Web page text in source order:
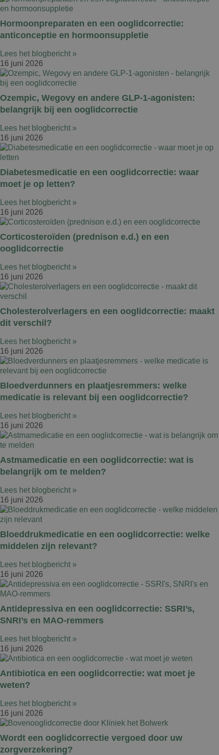
Hormoonpreparaten en een ooglidcorrectie:
anticonceptie en hormoonsuppletie
Lees het blogbericht »
16 juni 2026
Ozempic, Wegovy en andere GLP-1-agonisten:
belangrijk bij een ooglidcorrectie
Lees het blogbericht »
16 juni 2026
Diabetesmedicatie en een ooglidcorrectie: waar
moet je op letten?
Lees het blogbericht »
16 juni 2026
Corticosteroïden (prednison e.d.) en een
ooglidcorrectie
Lees het blogbericht »
16 juni 2026
Cholesterolverlagers en een ooglidcorrectie: maakt
dit verschil?
Lees het blogbericht »
16 juni 2026
Bloedverdunners en plaatjesremmers: welke
medicatie is relevant bij een ooglidcorrectie?
Lees het blogbericht »
16 juni 2026
Astmamedicatie en een ooglidcorrectie: wat is
belangrijk om te melden?
Lees het blogbericht »
16 juni 2026
Bloeddrukmedicatie en een ooglidcorrectie: welke
middelen zijn relevant?
Lees het blogbericht »
16 juni 2026
Antidepressiva en een ooglidcorrectie: SSRI’s,
SNRI’s en MAO-remmers
Lees het blogbericht »
16 juni 2026
Antibiotica en een ooglidcorrectie: wat moet je
weten?
Lees het blogbericht »
16 juni 2026
Wordt een ooglidcorrectie vergoed door uw
zorgverzekering?